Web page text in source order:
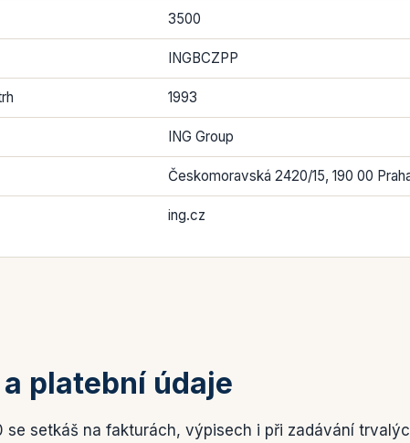
3500
INGBCZPP
1993
ING Group
Českomoravská 2420/15, 190 00
ing.cz
platební údaje
se setkáš na fakturách, výpisech i při zadávání